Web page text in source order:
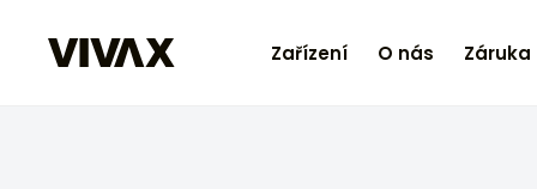
Zařízení O nás Záruka